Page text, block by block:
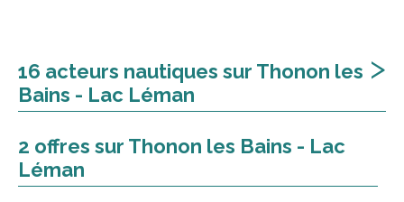
>
16 acteurs nautiques sur Thonon les
Bains - Lac Léman
2 offres sur Thonon les Bains - Lac
Léman